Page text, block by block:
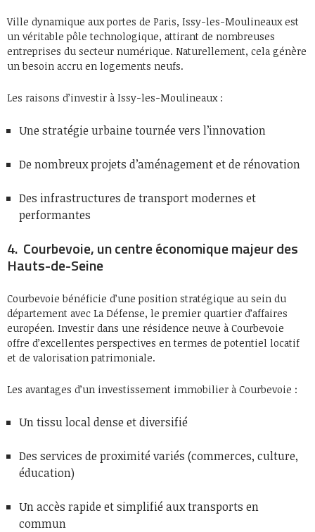
Ville dynamique aux portes de Paris, Issy-les-Moulineaux est
un véritable pôle technologique, attirant de nombreuses
entreprises du secteur numérique. Naturellement, cela génère
un besoin accru en logements neufs.
Les raisons d’investir à Issy-les-Moulineaux :
Une stratégie urbaine tournée vers l’innovation
De nombreux projets d’aménagement et de rénovation
Des infrastructures de transport modernes et
performantes
4. Courbevoie, un centre économique majeur des
Hauts-de-Seine
Courbevoie bénéficie d’une position stratégique au sein du
département avec La Défense, le premier quartier d’affaires
européen. Investir dans une résidence neuve à Courbevoie
offre d’excellentes perspectives en termes de potentiel locatif
et de valorisation patrimoniale.
Les avantages d’un investissement immobilier à Courbevoie :
Un tissu local dense et diversifié
Des services de proximité variés (commerces, culture,
éducation)
Un accès rapide et simplifié aux transports en
commun